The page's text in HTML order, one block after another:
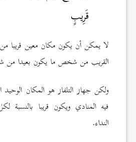
قَرِيبٍ
لا يمكن أن يكون مكان معين قريبا
القريب من شخص ما يكون بعيدا
ولكن جهاز التلفاز هو المكان
فيه المنادي ويكون قريبا
النداء.